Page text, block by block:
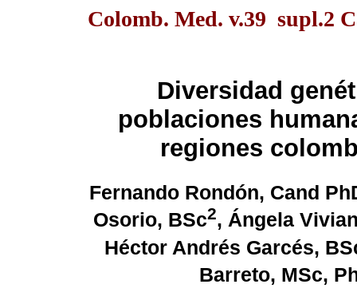
Colomb. Med. v.39 supl.2
Diversidad
poblaciones
regiones
Fernando Rondón, Cand
Osorio, BSc2, Ángela
Héctor Andrés Garcés,
Barreto, MSc,